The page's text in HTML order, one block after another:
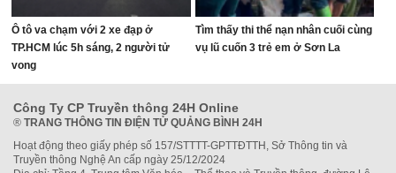
Ô tô va chạm với 2 xe đạp ở
TP.HCM lúc 5h sáng, 2 người tử
vong
Tìm thấy thi thể nạn nhân cuối cùng
vụ lũ cuốn 3 trẻ em ở Sơn La
Công Ty CP Truyền thông 24H Online
® TRANG THÔNG TIN ĐIỆN TỬ QUẢNG BÌNH 24H
Hoạt động theo giấy phép số 157/STTTT-GPTTĐTTH, Sở Thông tin và
Truyền thông Nghệ An cấp ngày 25/12/2024